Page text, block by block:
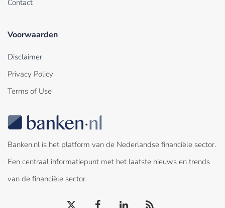
Contact
Voorwaarden
Disclaimer
Privacy Policy
Terms of Use
Banken.nl is het platform van de Nederlandse financiële sector.
Een centraal informatiepunt met het laatste nieuws en trends
van de financiële sector.